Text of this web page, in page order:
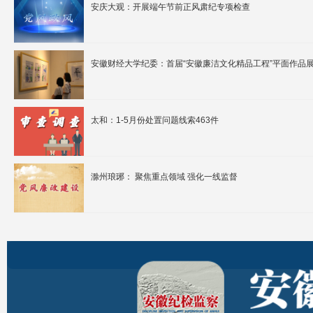
安庆大观：开展端午节前正风肃纪专项检查
安徽财经大学纪委：首届“安徽廉洁文化精品工程”平面作品
太和：1-5月份处置问题线索463件
滁州琅琊： 聚焦重点领域 强化一线监督